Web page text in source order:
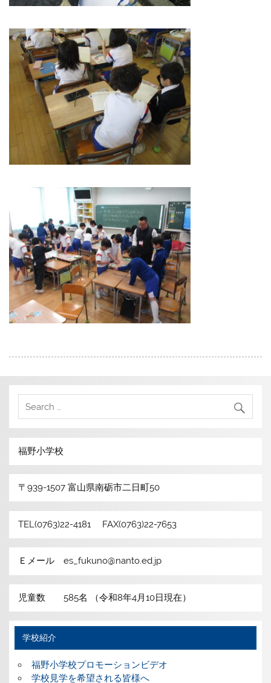
福野小学校
〒939-1507 富山県南砺市二日町50
TEL(0763)22-4181 FAX(0763)22-7653
Ｅメール es_fukuno@nanto.ed.jp
児童数 585名 （令和8年4月10日現在）
学校紹介
福野小学校プロモーションビデオ
学校見学を希望される皆様へ